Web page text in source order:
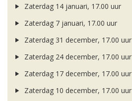
Zaterdag 14 januari, 17.00 uur
Zaterdag 7 januari, 17.00 uur
Zaterdag 31 december, 17.00 uur
Zaterdag 24 december, 17.00 uur
Zaterdag 17 december, 17.00 uur
Zaterdag 10 december, 17.00 uur